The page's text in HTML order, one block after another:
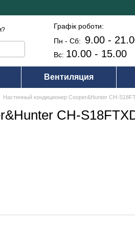
Графік роботи:
Пн - Сб: 9.00 -
Вс: 10.00 - 15.00
Вентиляция
Настенный кондиционер Cooper&Hunter CH-
CH-